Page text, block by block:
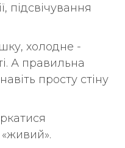
підсвічування
холодне -
А правильна
просту стіну